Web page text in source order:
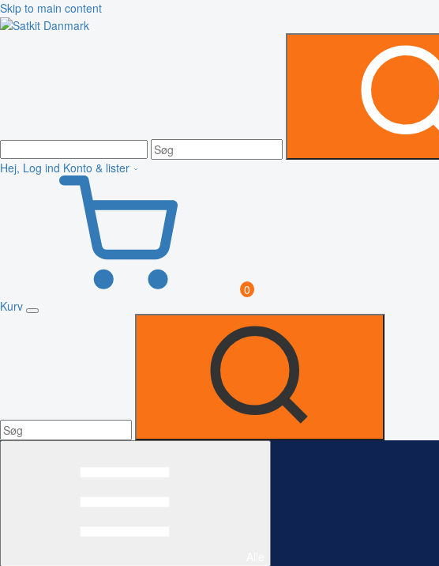
Skip to main content
Hej, Log ind Konto & lister
0
Kurv